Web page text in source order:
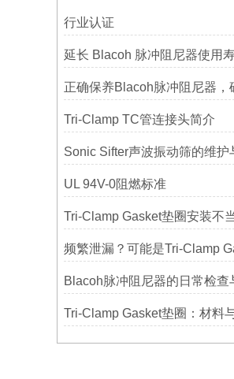
行业认证
Tri-Clamp TC管连接头简介
UL 94V-0阻燃标准